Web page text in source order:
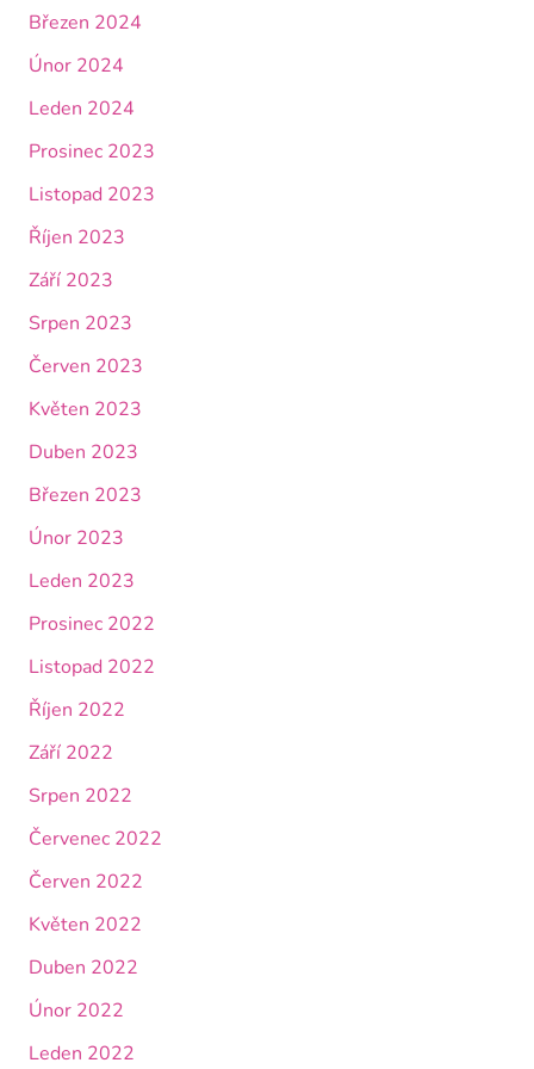
Březen 2024
Únor 2024
Leden 2024
Prosinec 2023
Listopad 2023
Říjen 2023
Září 2023
Srpen 2023
Červen 2023
Květen 2023
Duben 2023
Březen 2023
Únor 2023
Leden 2023
Prosinec 2022
Listopad 2022
Říjen 2022
Září 2022
Srpen 2022
Červenec 2022
Červen 2022
Květen 2022
Duben 2022
Únor 2022
Leden 2022